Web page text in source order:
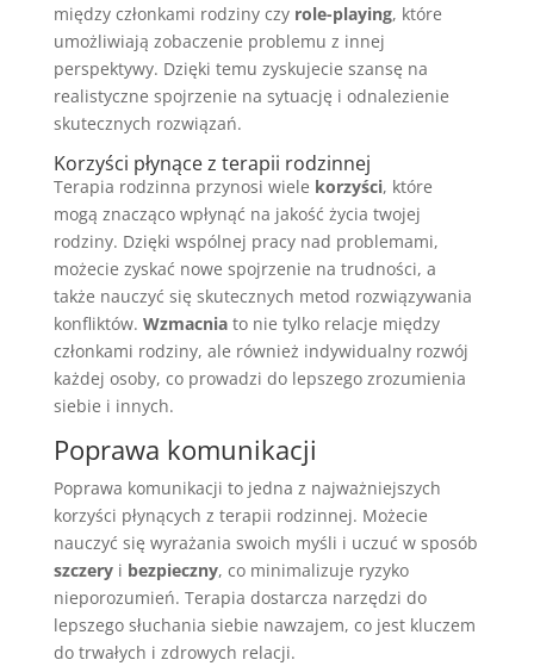
między członkami rodziny czy role-playing, które
umożliwiają zobaczenie problemu z innej
perspektywy. Dzięki temu zyskujecie szansę na
realistyczne spojrzenie na sytuację i odnalezienie
skutecznych rozwiązań.
Korzyści płynące z terapii rodzinnej
Terapia rodzinna przynosi wiele korzyści, które
mogą znacząco wpłynąć na jakość życia twojej
rodziny. Dzięki wspólnej pracy nad problemami,
możecie zyskać nowe spojrzenie na trudności, a
także nauczyć się skutecznych metod rozwiązywania
konfliktów. Wzmacniato nie tylko relacje między
członkami rodziny, ale również indywidualny rozwój
każdej osoby, co prowadzi do lepszego zrozumienia
siebie i innych.
Poprawa komunikacji
Poprawa komunikacji to jedna z najważniejszych
korzyści płynących z terapii rodzinnej. Możecie
nauczyć się wyrażania swoich myśli i uczuć w sposób
szczeryi bezpieczny, co minimalizuje ryzyko
nieporozumień. Terapia dostarcza narzędzi do
lepszego słuchania siebie nawzajem, co jest kluczem
do trwałych i zdrowych relacji.